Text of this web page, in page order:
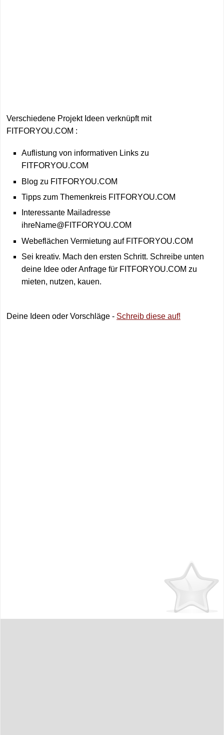
Verschiedene Projekt Ideen verknüpft mit
FITFORYOU.COM :
Auflistung von informativen Links zu
FITFORYOU.COM
Blog zu FITFORYOU.COM
Tipps zum Themenkreis FITFORYOU.COM
Interessante Mailadresse
ihreName@FITFORYOU.COM
Webeflächen Vermietung auf FITFORYOU.COM
Sei kreativ. Mach den ersten Schritt. Schreibe unten
deine Idee oder Anfrage für FITFORYOU.COM zu
mieten, nutzen, kauen.
Deine Ideen oder Vorschläge - Schreib diese auf!